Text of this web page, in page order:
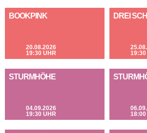
BOOKPINK
20.08.2026
19:30 UHR
DREI
19:30
STURMHÖHE
04.09.2026
19:30 UHR
18:00